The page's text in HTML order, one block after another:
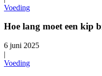
Voeding
Hoe lang moet een kip
6 juni 2025
|
Voeding